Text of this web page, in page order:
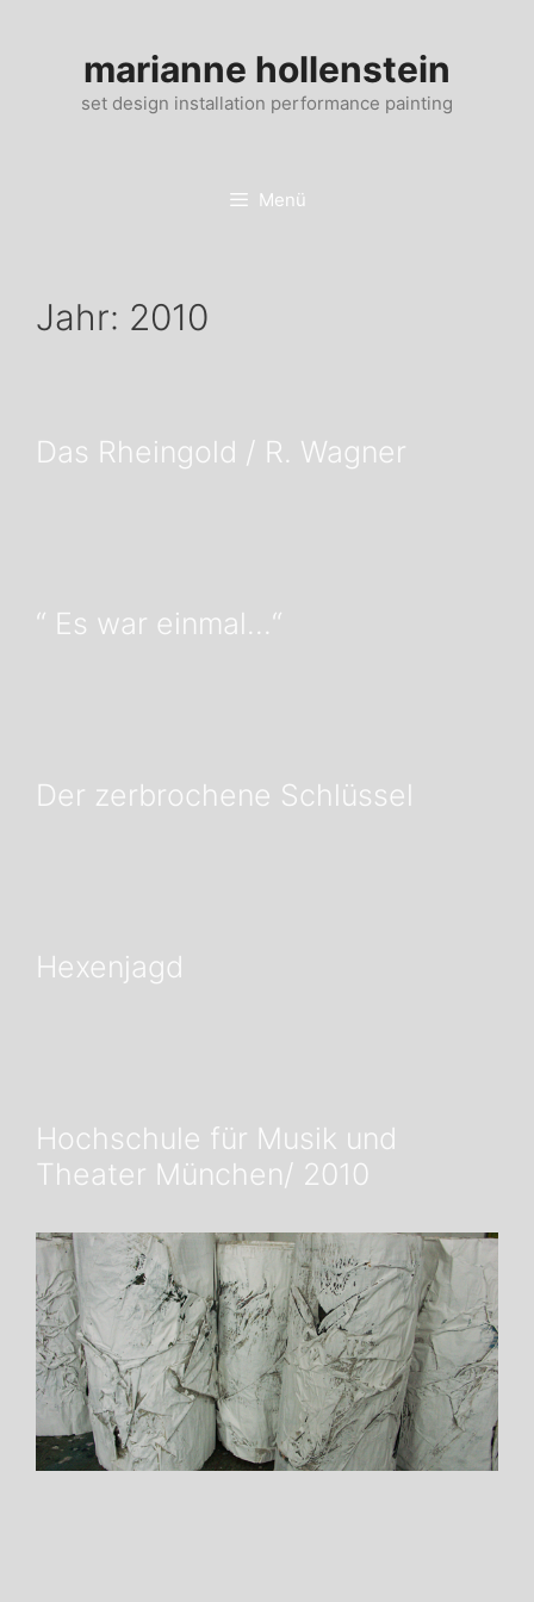
marianne hollenstein
set design installation performance painting
Menü
Jahr: 2010
Das Rheingold / R. Wagner
“ Es war einmal…“
Der zerbrochene Schlüssel
Hexenjagd
Hochschule für Musik und
Theater München/ 2010